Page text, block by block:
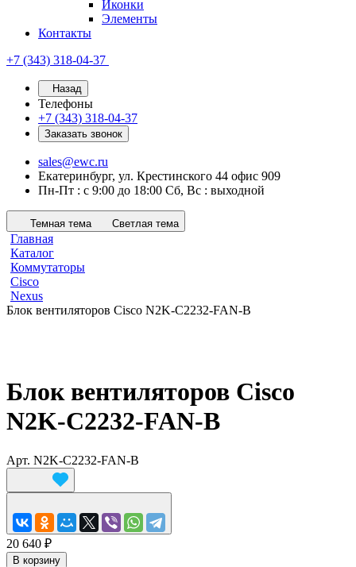
Иконки
Элементы
Контакты
+7 (343) 318-04-37
Назад
Телефоны
+7 (343) 318-04-37
Заказать звонок
sales@ewc.ru
Екатеринбург, ул. Крестинского 44 офис 909
Пн-Пт : с 9:00 до 18:00 Сб, Вс : выходной
Темная тема Светлая тема
Главная
Каталог
Коммутаторы
Cisco
Nexus
Блок вентиляторов Cisco N2K-C2232-FAN-B
Блок вентиляторов Cisco
N2K-C2232-FAN-B
Арт. N2K-C2232-FAN-B
20 640 ₽
В корзину